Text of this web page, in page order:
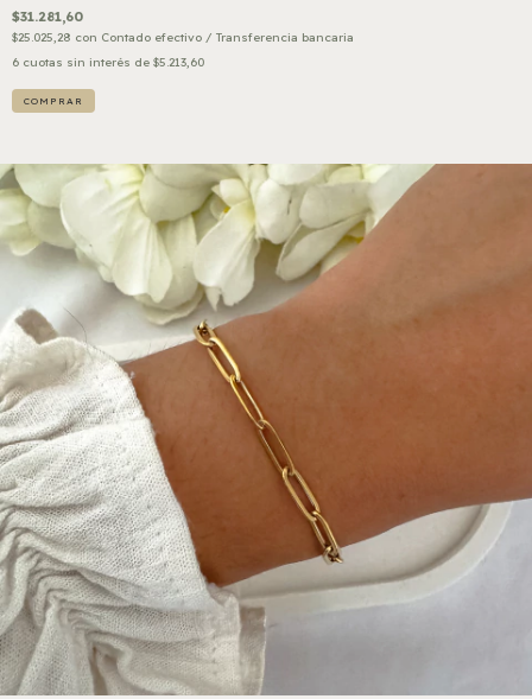
$31.281,60
$25.025,28 con Contado efectivo / Transferencia bancaria
6 cuotas sin interés de $5.213,60